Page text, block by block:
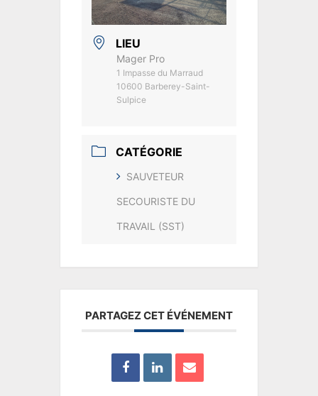
LIEU
Mager Pro
1 Impasse du Marraud
10600 Barberey-Saint-
Sulpice
CATÉGORIE
SAUVETEUR
SECOURISTE DU
TRAVAIL (SST)
PARTAGEZ CET ÉVÉNEMENT